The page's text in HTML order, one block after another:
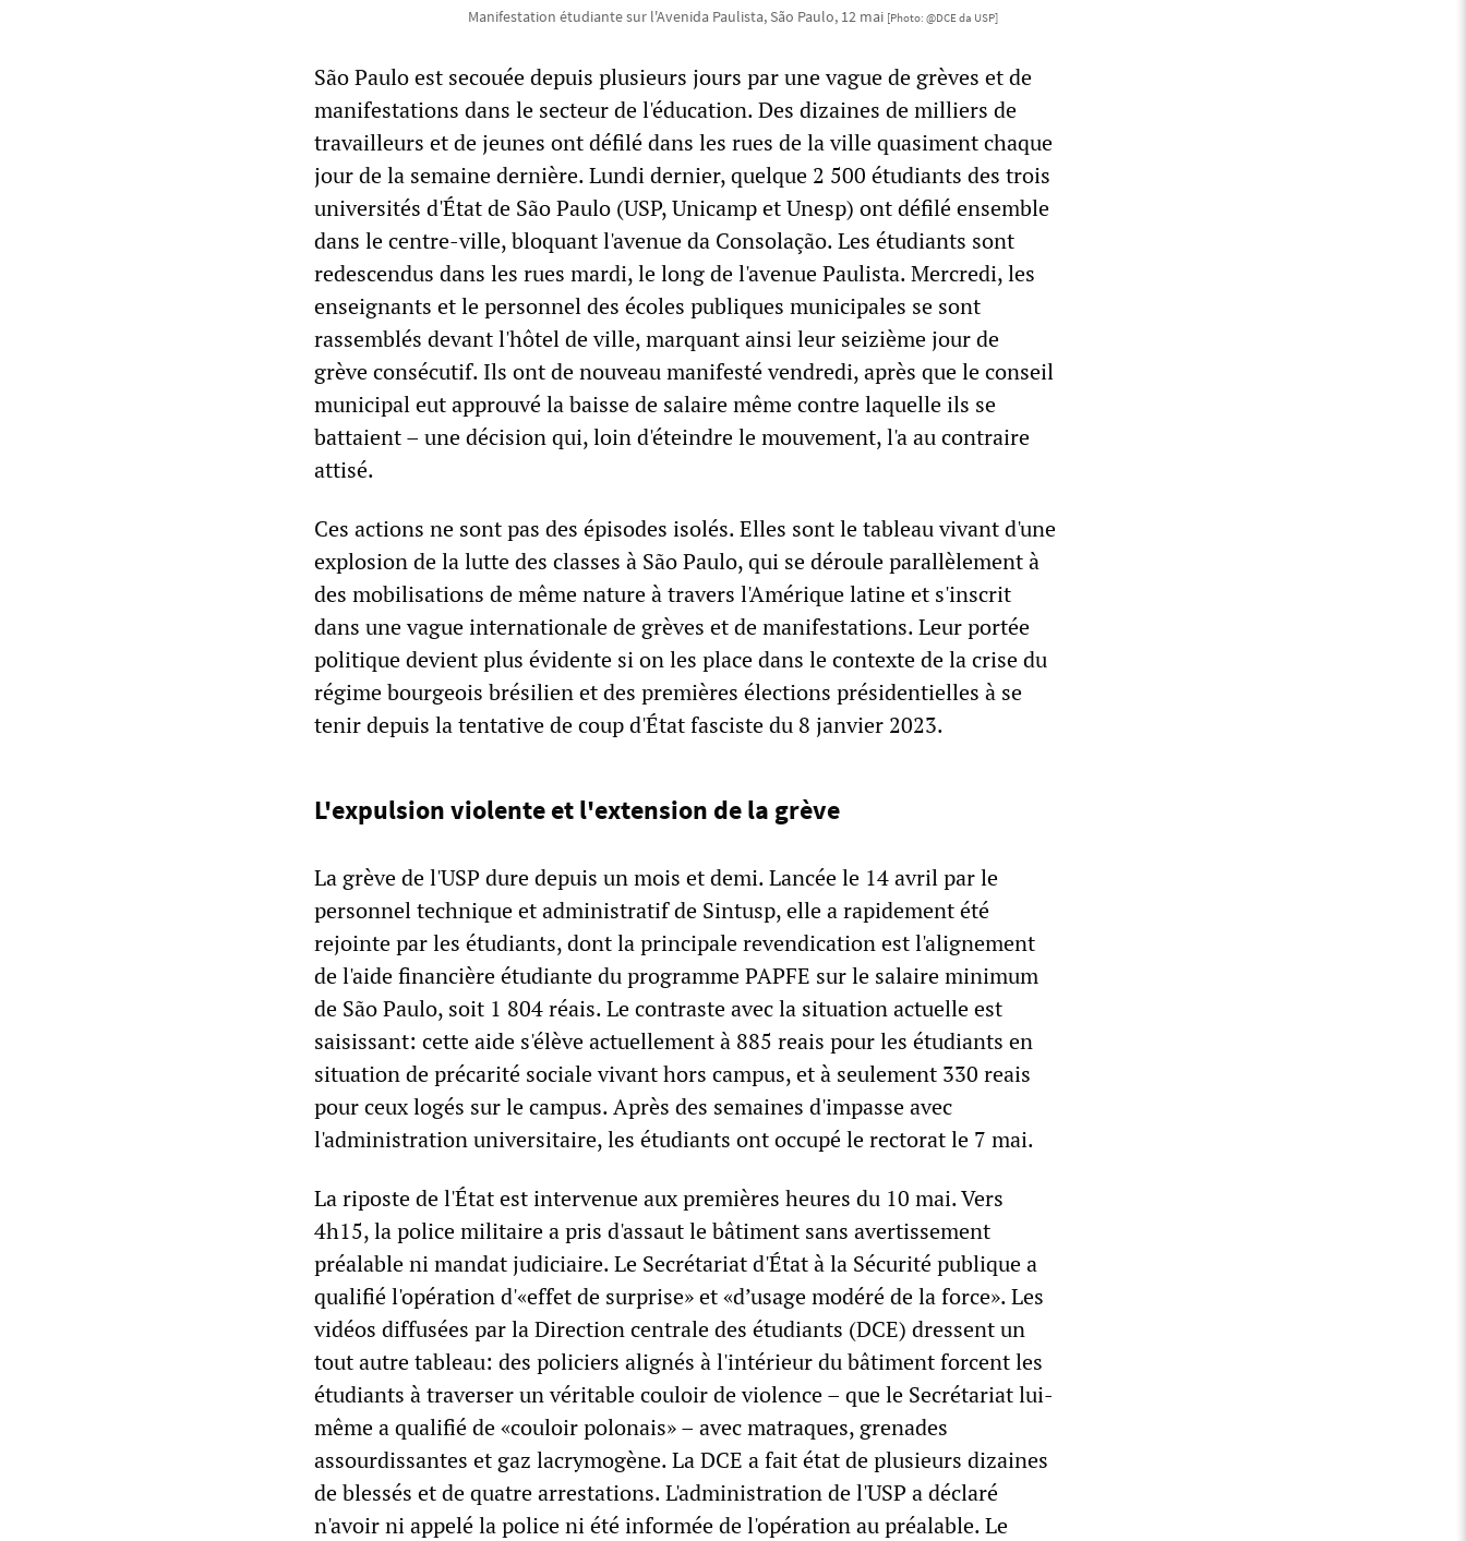
Manifestation étudiante sur l'Avenida Paulista, São Paulo, 12 mai [Photo: @DCE da USP]
São Paulo est secouée depuis plusieurs jours par une vague de grèves et de
manifestations dans le secteur de l'éducation. Des dizaines de milliers de
travailleurs et de jeunes ont défilé dans les rues de la ville quasiment chaque
jour de la semaine dernière. Lundi dernier, quelque 2 500 étudiants des trois
universités d'État de São Paulo (USP, Unicamp et Unesp) ont défilé ensemble
dans le centre-ville, bloquant l'avenue da Consolação. Les étudiants sont
redescendus dans les rues mardi, le long de l'avenue Paulista. Mercredi, les
enseignants et le personnel des écoles publiques municipales se sont
rassemblés devant l'hôtel de ville, marquant ainsi leur seizième jour de
grève consécutif. Ils ont de nouveau manifesté vendredi, après que le conseil
municipal eut approuvé la baisse de salaire même contre laquelle ils se
battaient – une décision qui, loin d'éteindre le mouvement, l'a au contraire
attisé.
Ces actions ne sont pas des épisodes isolés. Elles sont le tableau vivant d'une
explosion de la lutte des classes à São Paulo, qui se déroule parallèlement à
des mobilisations de même nature à travers l'Amérique latine et s'inscrit
dans une vague internationale de grèves et de manifestations. Leur portée
politique devient plus évidente si on les place dans le contexte de la crise du
régime bourgeois brésilien et des premières élections présidentielles à se
tenir depuis la tentative de coup d'État fasciste du 8 janvier 2023.
L'expulsion violente et l'extension de la grève
La grève de l'USP dure depuis un mois et demi. Lancée le 14 avril par le
personnel technique et administratif de Sintusp, elle a rapidement été
rejointe par les étudiants, dont la principale revendication est l'alignement
de l'aide financière étudiante du programme PAPFE sur le salaire minimum
de São Paulo, soit 1 804 réais. Le contraste avec la situation actuelle est
saisissant: cette aide s'élève actuellement à 885 reais pour les étudiants en
situation de précarité sociale vivant hors campus, et à seulement 330 reais
pour ceux logés sur le campus. Après des semaines d'impasse avec
l'administration universitaire, les étudiants ont occupé le rectorat le 7 mai.
La riposte de l'État est intervenue aux premières heures du 10 mai. Vers
4h15, la police militaire a pris d'assaut le bâtiment sans avertissement
préalable ni mandat judiciaire. Le Secrétariat d'État à la Sécurité publique a
qualifié l'opération d'«effet de surprise» et «d’usage modéré de la force». Les
vidéos diffusées par la Direction centrale des étudiants (DCE) dressent un
tout autre tableau: des policiers alignés à l'intérieur du bâtiment forcent les
étudiants à traverser un véritable couloir de violence – que le Secrétariat lui-
même a qualifié de «couloir polonais» – avec matraques, grenades
assourdissantes et gaz lacrymogène. La DCE a fait état de plusieurs dizaines
de blessés et de quatre arrestations. L'administration de l'USP a déclaré
n'avoir ni appelé la police ni été informée de l'opération au préalable. Le